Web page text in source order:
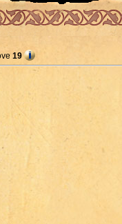
19